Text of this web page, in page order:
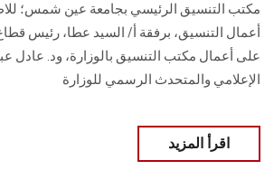
مكتب التنسيق الرئيسي بجامعة عين شمس؛
أعمال التنسيق، برفقة أ/ السيد عطا، رئيس
على أعمال مكتب التنسيق بالوزارة، ود. عادل
الإعلامي والمتحدث الرسمي للوزارة
اقرأ المزيد